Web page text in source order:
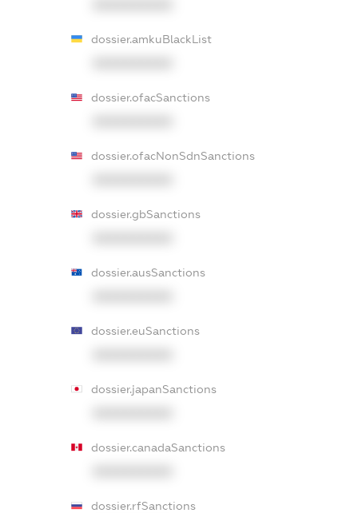
dossier.amkuBlackList
dossier.ofacSanctions
dossier.ofacNonSdnSanctions
dossier.gbSanctions
dossier.ausSanctions
dossier.euSanctions
dossier.japanSanctions
dossier.canadaSanctions
dossier.rfSanctions